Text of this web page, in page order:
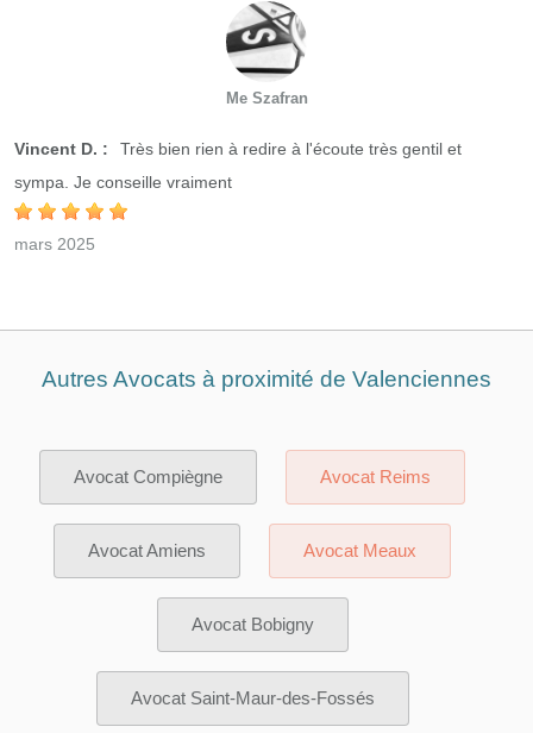
Me Szafran
Vincent D. :
Très bien rien à redire à l'écoute très gentil et
sympa. Je conseille vraiment
mars 2025
Autres Avocats à proximité de Valenciennes
Avocat Compiègne Avocat Reims
Avocat Amiens Avocat Meaux
Avocat Bobigny
Avocat Saint-Maur-des-Fossés